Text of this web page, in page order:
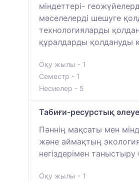
міндеттері-
мәселелерді шешуге
технологияларды
құралдарды қолдануды
Оқу жылы - 1
Семестр - 1
Несиелер - 5
Табиғи-ресурстық
Пәннің мақсаты мен
және аймақтың
негіздерімен таныстыру
Оқу жылы - 1